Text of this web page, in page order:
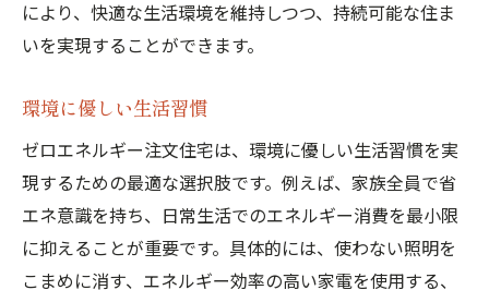
により、快適な生活環境を維持しつつ、持続可能な住ま
いを実現することができます。
環境に優しい生活習慣
ゼロエネルギー注文住宅は、環境に優しい生活習慣を実
現するための最適な選択肢です。例えば、家族全員で省
エネ意識を持ち、日常生活でのエネルギー消費を最小限
に抑えることが重要です。具体的には、使わない照明を
こまめに消す、エネルギー効率の高い家電を使用する、